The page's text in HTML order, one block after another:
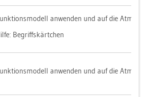
an­wen­den und auf die
Be­griffs­kärt­chen
an­wen­den und auf die